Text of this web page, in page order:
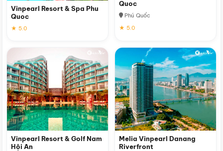
Vinpearl Resort & Spa Phu
Quoc
★ 5.0
Quoc
Phú Quốc
★ 5.0
Vinpearl Resort & Golf Nam
Hội An
Melia Vinpearl Danang
Riverfront